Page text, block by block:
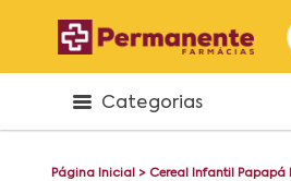
Categorias
Página Inicial > Cereal Infantil Papapá